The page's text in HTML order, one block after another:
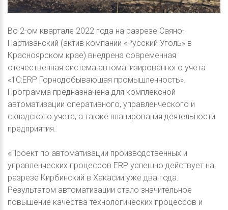
Во 2-ом квартале 2022 года на разрезе Саяно-
Партизанский (актив компании «Русский Уголь» в
Красноярском крае) внедрена современная
отечественная система автоматизированного учета
«1С:ERP Горнодобывающая промышленность».
Программа предназначена для комплексной
автоматизации оперативного, управленческого и
складского учета, а также планирования деятельности
предприятия.
«Проект по автоматизации производственных и
управленческих процессов ERP успешно действует на
разрезе Кирбинский в Хакасии уже два года.
Результатом автоматизации стало значительное
повышение качества технологических процессов и